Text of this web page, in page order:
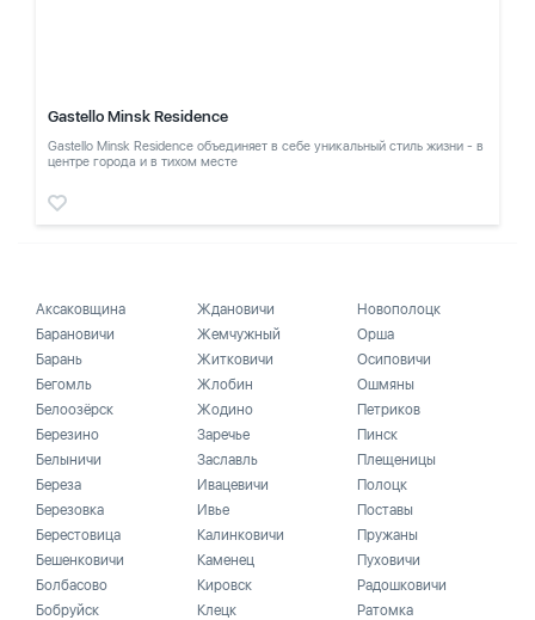
Gastello Minsk Residence
Gastello Minsk Residence объединяет в себе уникальный стиль жизни - в
центре города и в тихом месте
Аксаковщина
Барановичи
Барань
Бегомль
Белоозёрск
Березино
Белыничи
Береза
Березовка
Берестовица
Бешенковичи
Болбасово
Бобруйск
Ждановичи
Жемчужный
Житковичи
Жлобин
Жодино
Заречье
Заславль
Ивацевичи
Ивье
Калинковичи
Каменец
Кировск
Клецк
Новополоцк
Орша
Осиповичи
Ошмяны
Петриков
Пинск
Плещеницы
Полоцк
Поставы
Пружаны
Пуховичи
Радошковичи
Ратомка